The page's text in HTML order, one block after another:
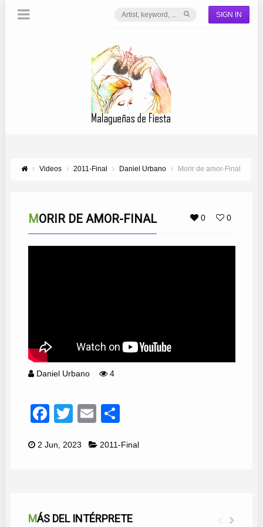
SIGN IN
Videos 2011-Final Daniel Urbano Morir de amor-Final
0 0
MORIR DE AMOR-FINAL
Daniel Urbano 4
Facebook
TwitterEmail
2 Jun, 2023 2011-Final
MÁS DEL INTÉRPRETE
SUEÑOS MARINEROS